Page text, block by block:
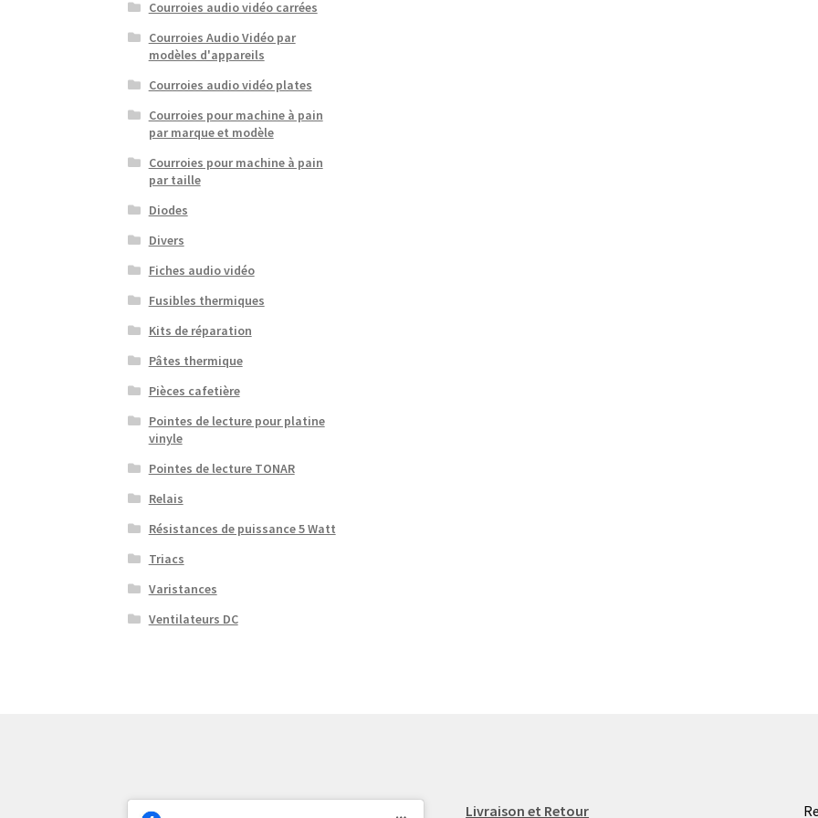
Courroies audio vidéo carrées
Courroies Audio Vidéo par
modèles d'appareils
Courroies audio vidéo plates
Courroies pour machine à pain
par marque et modèle
Courroies pour machine à pain
par taille
Diodes
Divers
Fiches audio vidéo
Fusibles thermiques
Kits de réparation
Pâtes thermique
Pièces cafetière
Pointes de lecture pour platine
vinyle
Pointes de lecture TONAR
Relais
Résistances de puissance 5 Watt
Triacs
Varistances
Ventilateurs DC
Livraison et Retour